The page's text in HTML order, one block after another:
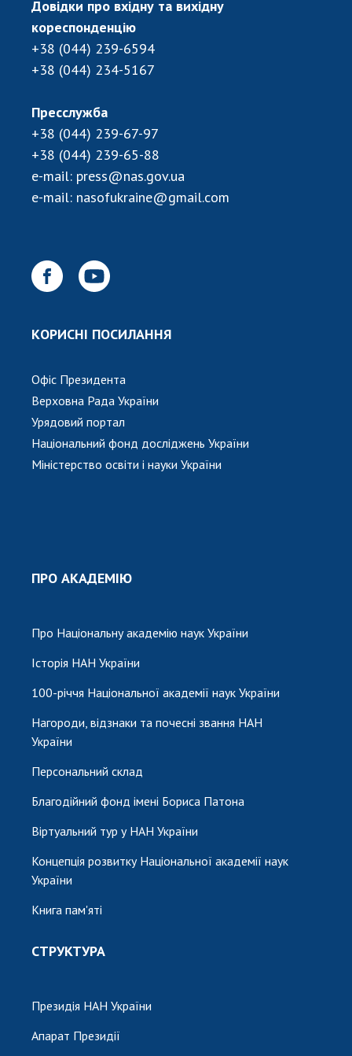
Довідки про вхідну та вихідну
кореспонденцію
+38 (044) 239-6594
+38 (044) 234-5167
Пресслужба
+38 (044) 239-67-97
+38 (044) 239-65-88
e-mail: press@nas.gov.ua
e-mail: nasofukraine@gmail.com
КОРИСНІ ПОСИЛАННЯ
Офіс Президента
Верховна Рада України
Урядовий портал
Національний фонд досліджень України
Міністерство освіти і науки України
ПРО АКАДЕМІЮ
Про Національну академію наук України
Історія НАН України
100-річчя Національної академії наук України
Нагороди, відзнаки та почесні звання НАН
України
Персональний склад
Благодійний фонд імені Бориса Патона
Віртуальний тур у НАН України
Концепція розвитку Національної академії наук
України
Книга пам'яті
СТРУКТУРА
Президія НАН України
Апарат Президії